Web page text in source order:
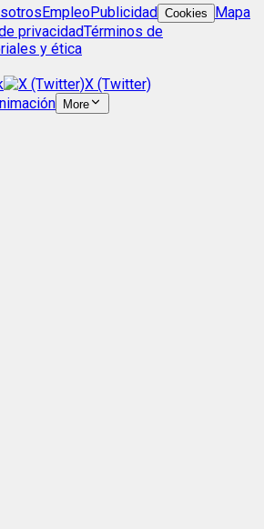
EmpleoPublicidad Cookies
Mapa
privacidadTérminos de
y ética
X (Twitter)
More